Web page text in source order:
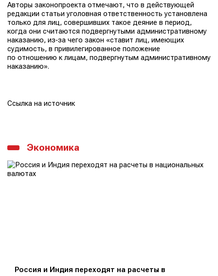
Авторы законопроекта отмечают, что в действующей
редакции статьи уголовная ответственность установлена
только для лиц, совершивших такое деяние в период,
когда они считаются подвергнутыми административному
наказанию, из‑за чего закон «ставит лиц, имеющих
судимость, в привилегированное положение
по отношению к лицам, подвергнутым административному
наказанию».
Ссылка на источник
Экономика
Россия и Индия переходят на расчеты в